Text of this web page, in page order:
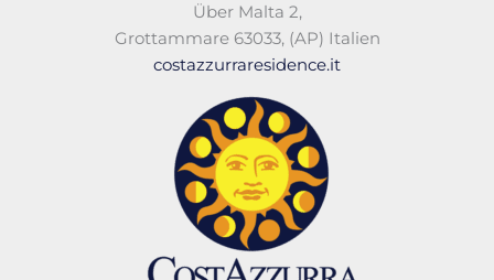
Über Malta 2,
Grottammare 63033,(AP) Italien
costazzurraresidence.it